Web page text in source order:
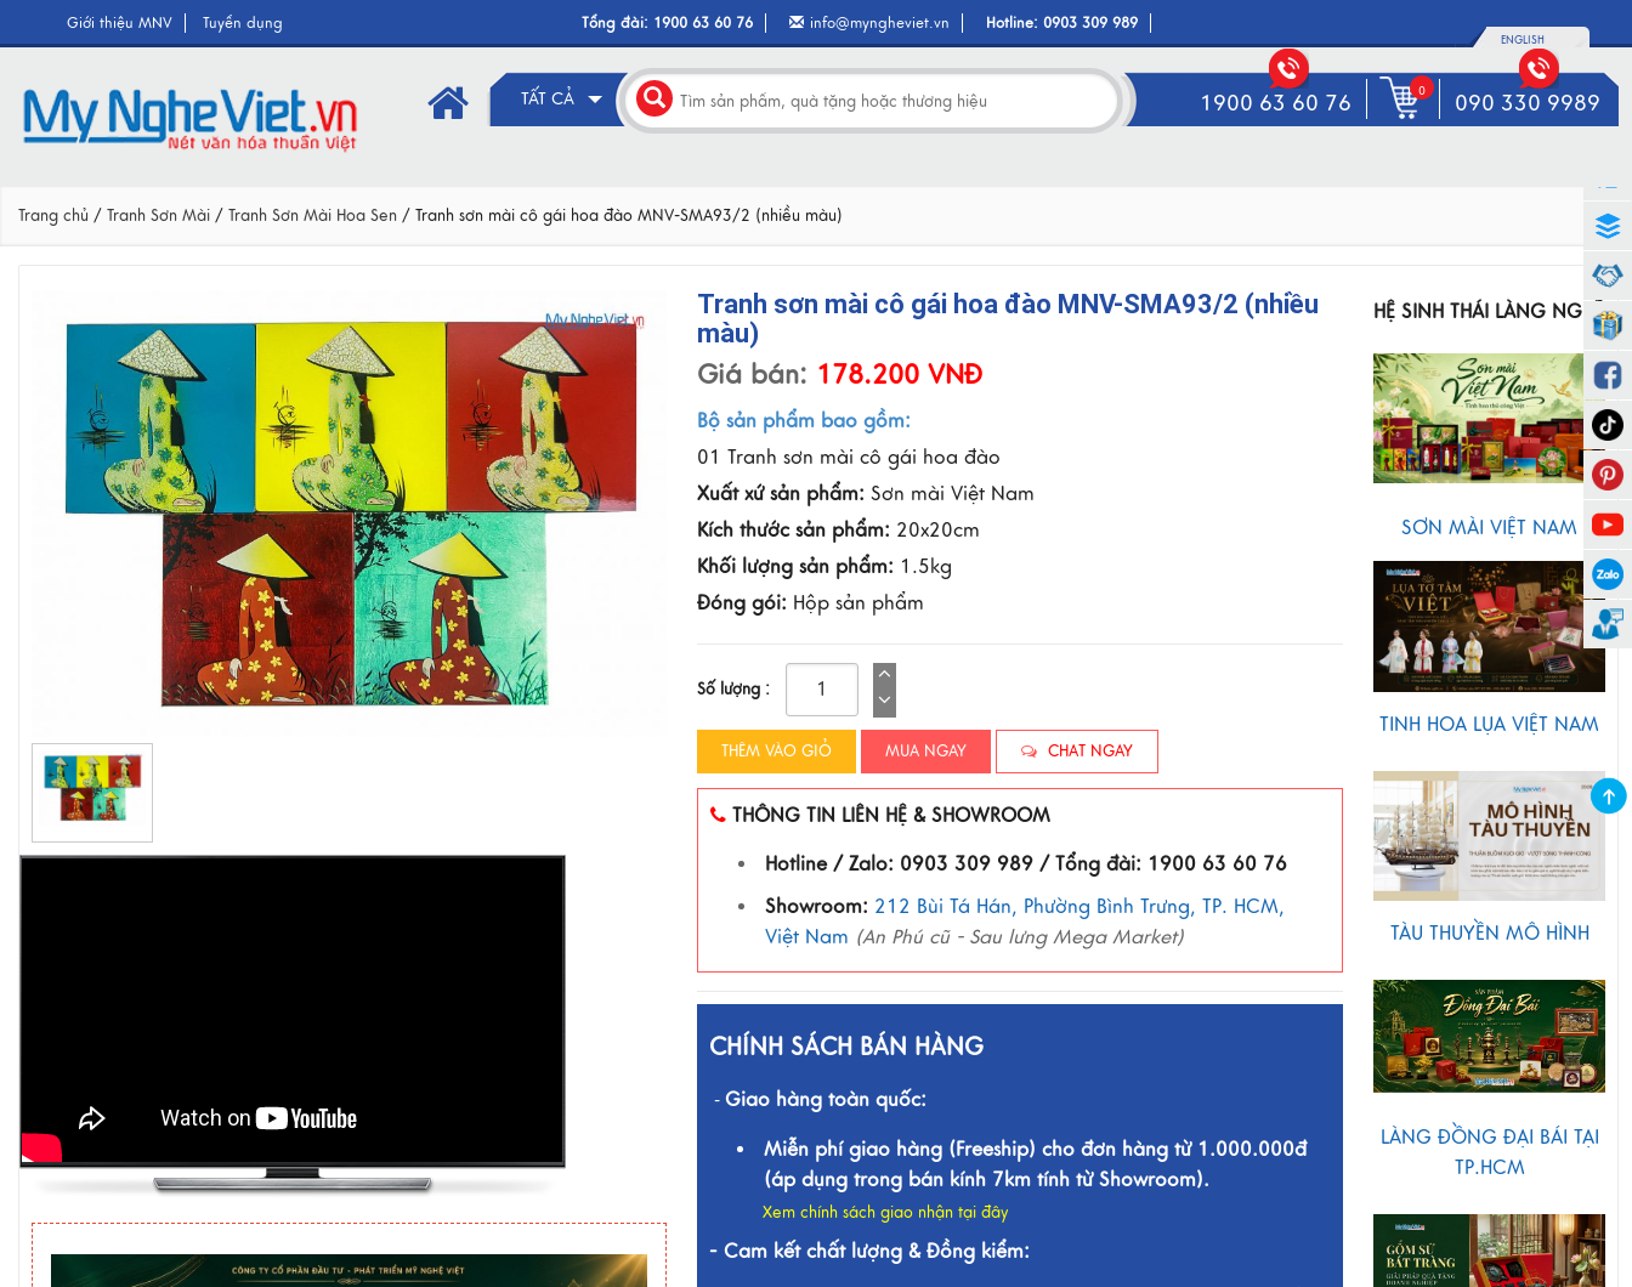
Giới thiệu MNV Tuyển dụng Tổng đài: 1900 63 60 76 info@myngheviet.vn Hotline:0903 309 989
ENGLISH
TẤT CẢ 1900 63 60 76 0 090 330 9989
Trang chủ / Tranh Sơn Mài / Tranh Sơn Mài Hoa Sen / Tranh sơn mài cô gái hoa đào MNV-SMA93/2 (nhiều màu)
Tranh sơn mài cô gái hoa đào MNV-SMA93/2 (nhiều
màu)
Giá bán: 178.200 VNĐ
Bộ sản phẩm bao gồm:
01 Tranh sơn mài cô gái hoa đào
Xuất xứ sản phẩm: Sơn mài Việt Nam
Kích thước sản phẩm: 20x20cm
Khối lượng sản phẩm: 1.5kg
Đóng gói: Hộp sản phẩm
Số lượng :
THÊM VÀO GIỎ MUA NGAY CHAT NGAY
THÔNG TIN LIÊN HỆ & SHOWROOM
Hotline / Zalo: 0903 309 989 / Tổng đài: 1900 63 60 76
Showroom: 212 Bùi Tá Hán, Phường Bình Trưng, TP. HCM,
Việt Nam (An Phú cũ - Sau lưng Mega Market)
CHÍNH SÁCH BÁN HÀNG
- Giao hàng toàn quốc:
Miễn phí giao hàng (Freeship) cho đơn hàng từ 1.000.000đ
(áp dụng trong bán kính 7km tính từ Showroom).
Xem chính sách giao nhận tại đây
- Cam kết chất lượng & Đồng kiểm:
HỆ SINH THÁI LÀNG NGHỀ
SƠN MÀI VIỆT NAM
TINH HOA LỤA VIỆT NAM
TÀU THUYỀN MÔ HÌNH
LÀNG ĐỒNG ĐẠI BÁI TẠI
TP.HCM